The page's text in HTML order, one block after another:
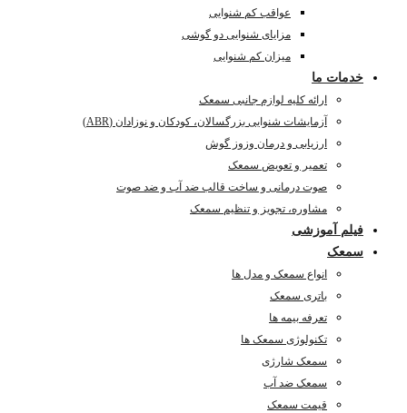
عواقب کم شنوایی
مزایای شنوایی دو گوشی
میزان کم شنوایی
خدمات ما
ارائه کلیه لوازم جانبی سمعک
آزمایشات شنوایی بزرگسالان، کودکان و نوزادان (ABR)
ارزیابی و درمان وزوز گوش
تعمیر و تعویض سمعک
صوت درمانی و ساخت قالب ضد آب و ضد صوت
مشاوره، تجویز و تنظیم سمعک
فیلم آموزشی
سمعک
انواع سمعک و مدل ها
باتری سمعک
تعرفه بیمه ها
تکنولوژی سمعک ها
سمعک شارژی
سمعک ضد آب
قیمت سمعک